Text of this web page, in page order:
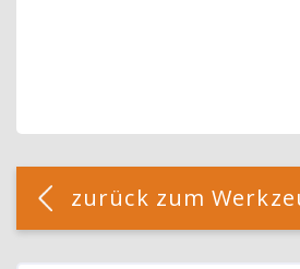
Blöcke
[Cocoon] Custom HTML überspringen
zurück zum